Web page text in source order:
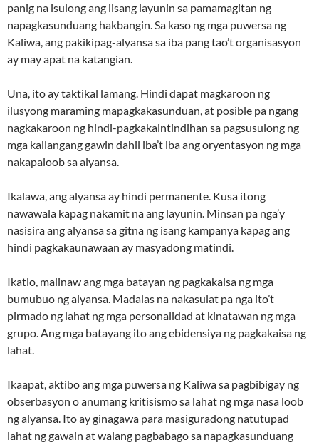
panig na isulong ang iisang layunin sa pamamagitan ng
napagkasunduang hakbangin. Sa kaso ng mga puwersa ng
Kaliwa, ang pakikipag-alyansa sa iba pang tao’t organisasyon
ay may apat na katangian.
Una, ito ay taktikal lamang. Hindi dapat magkaroon ng
ilusyong maraming mapagkakasunduan, at posible pa ngang
nagkakaroon ng hindi-pagkakaintindihan sa pagsusulong ng
mga kailangang gawin dahil iba’t iba ang oryentasyon ng mga
nakapaloob sa alyansa.
Ikalawa, ang alyansa ay hindi permanente. Kusa itong
nawawala kapag nakamit na ang layunin. Minsan pa nga’y
nasisira ang alyansa sa gitna ng isang kampanya kapag ang
hindi pagkakaunawaan ay masyadong matindi.
Ikatlo, malinaw ang mga batayan ng pagkakaisa ng mga
bumubuo ng alyansa. Madalas na nakasulat pa nga ito’t
pirmado ng lahat ng mga personalidad at kinatawan ng mga
grupo. Ang mga batayang ito ang ebidensiya ng pagkakaisa ng
lahat.
Ikaapat, aktibo ang mga puwersa ng Kaliwa sa pagbibigay ng
obserbasyon o anumang kritisismo sa lahat ng mga nasa loob
ng alyansa. Ito ay ginagawa para masiguradong natutupad
lahat ng gawain at walang pagbabago sa napagkasunduang